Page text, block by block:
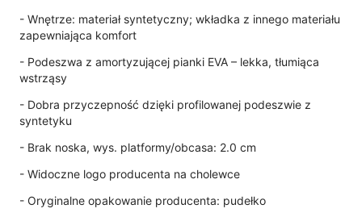
- Wnętrze: materiał syntetyczny; wkładka z innego materiału
zapewniająca komfort
- Podeszwa z amortyzującej pianki EVA – lekka, tłumiąca
wstrząsy
- Dobra przyczepność dzięki profilowanej podeszwie z
syntetyku
- Brak noska, wys. platformy/obcasa: 2.0 cm
- Widoczne logo producenta na cholewce
- Oryginalne opakowanie producenta: pudełko